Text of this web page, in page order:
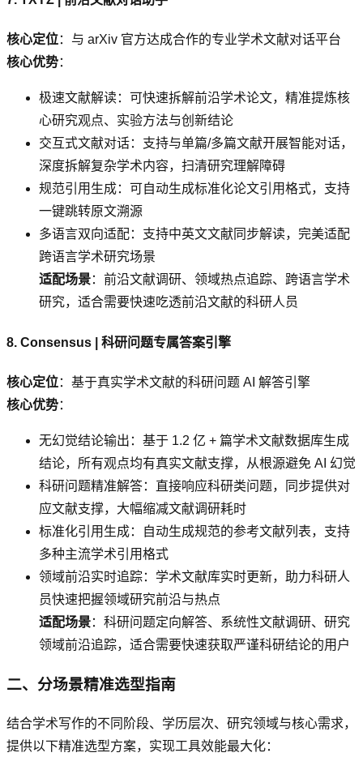
核心定位：与 arXiv 官方达成合作的专业学术文献对话平台
核心优势：
极速文献解读：可快速拆解前沿学术论文，精准提炼核
心研究观点、实验方法与创新结论
交互式文献对话：支持与单篇/多篇文献开展智能对话，
深度拆解复杂学术内容，扫清研究理解障碍
规范引用生成：可自动生成标准化论文引用格式，支持
一键跳转原文溯源
多语言双向适配：支持中英文文献同步解读，完美适配
跨语言学术研究场景
适配场景：前沿文献调研、领域热点追踪、跨语言学术
研究，适合需要快速吃透前沿文献的科研人员
8. Consensus | 科研问题专属答案引擎
核心定位：基于真实学术文献的科研问题 AI 解答引擎
核心优势：
无幻觉结论输出：基于 1.2 亿 + 篇学术文献数据库生成
结论，所有观点均有真实文献支撑，从根源避免 AI 幻觉
科研问题精准解答：直接响应科研类问题，同步提供对
应文献支撑，大幅缩减文献调研耗时
标准化引用生成：自动生成规范的参考文献列表，支持
多种主流学术引用格式
领域前沿实时追踪：学术文献库实时更新，助力科研人
员快速把握领域研究前沿与热点
适配场景：科研问题定向解答、系统性文献调研、研究
领域前沿追踪，适合需要快速获取严谨科研结论的用户
二、分场景精准选型指南
结合学术写作的不同阶段、学历层次、研究领域与核心需求，
提供以下精准选型方案，实现工具效能最大化：